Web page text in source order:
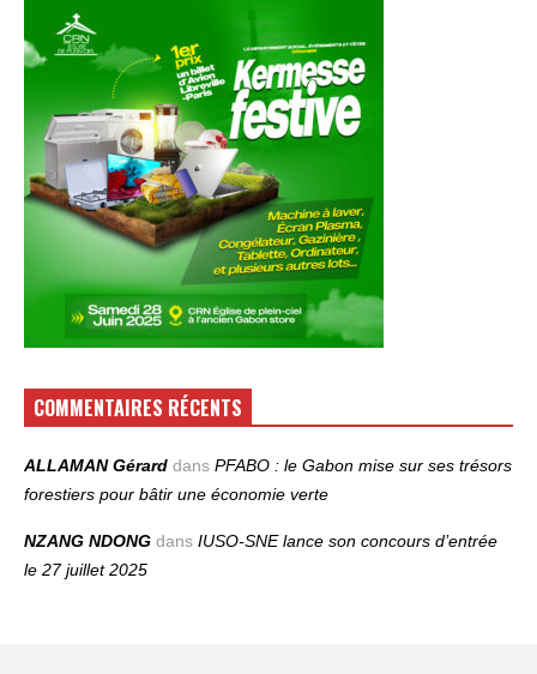
COMMENTAIRES RÉCENTS
ALLAMAN Gérard dans PFABO : le Gabon mise sur ses trésors
forestiers pour bâtir une économie verte
NZANG NDONG dans IUSO‑SNE lance son concours d’entrée
le 27 juillet 2025